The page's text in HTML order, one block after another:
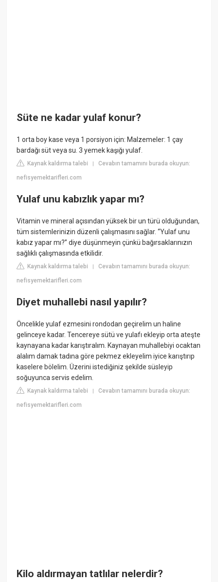
Süte ne kadar yulaf konur?
1 orta boy kase veya 1 porsiyon için: Malzemeler: 1 çay
bardağı süt veya su. 3 yemek kaşığı yulaf.
Kaynak kaldırma talebi |Cevabın tamamını burada okuyun:
nefisyemektarifleri.com
Yulaf unu kabızlık yapar mı?
Vitamin ve mineral açısından yüksek bir un türü olduğundan,
tüm sistemlerinizin düzenli çalışmasını sağlar. “Yulaf unu
kabız yapar mı?” diye düşünmeyin çünkü bağırsaklarınızın
sağlıklı çalışmasında etkilidir.
Kaynak kaldırma talebi |Cevabın tamamını burada okuyun:
nefisyemektarifleri.com
Diyet muhallebi nasıl yapılır?
Öncelikle yulaf ezmesini rondodan geçirelim un haline
gelinceye kadar. Tencereye sütü ve yulafı ekleyip orta ateşte
kaynayana kadar karıştıralım. Kaynayan muhallebiyi ocaktan
alalım damak tadına göre pekmez ekleyelim iyice karıştırıp
kaselere bölelim. Üzerini istediğiniz şekilde süsleyip
soğuyunca servis edelim.
Kaynak kaldırma talebi |Cevabın tamamını burada okuyun:
nefisyemektarifleri.com
Kilo aldırmayan tatlılar nelerdir?